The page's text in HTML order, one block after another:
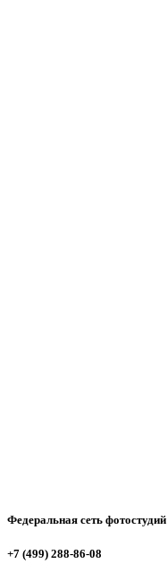
Федеральная сеть фотостудий
+7 (499) 288-86-08